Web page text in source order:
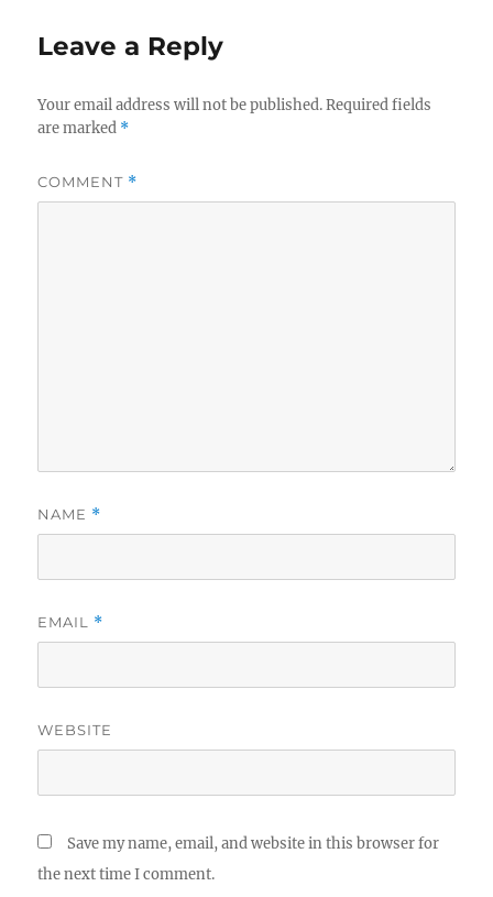
Leave a Reply
Your email address will not be published. Required fields
are marked *
COMMENT *
NAME *
EMAIL *
WEBSITE
Save my name, email, and website in this browser for
the next time I comment.